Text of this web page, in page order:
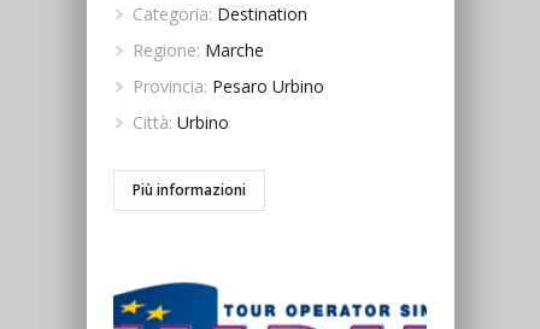
Categoria: Destination
Regione: Marche
Provincia: Pesaro Urbino
Città: Urbino
Più informazioni